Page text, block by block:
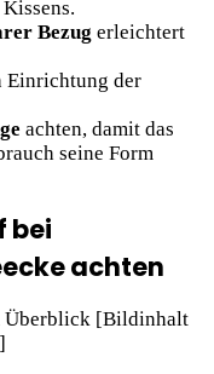
Bezug erleichtert
der
achten, damit das
seine Form
bei
achten